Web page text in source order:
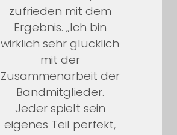
zufrieden mit dem
Ergebnis. „Ich bin
wirklich sehr glücklich
mit der
Zusammenarbeit der
Bandmitglieder.
Jeder spielt sein
eigenes Teil perfekt,